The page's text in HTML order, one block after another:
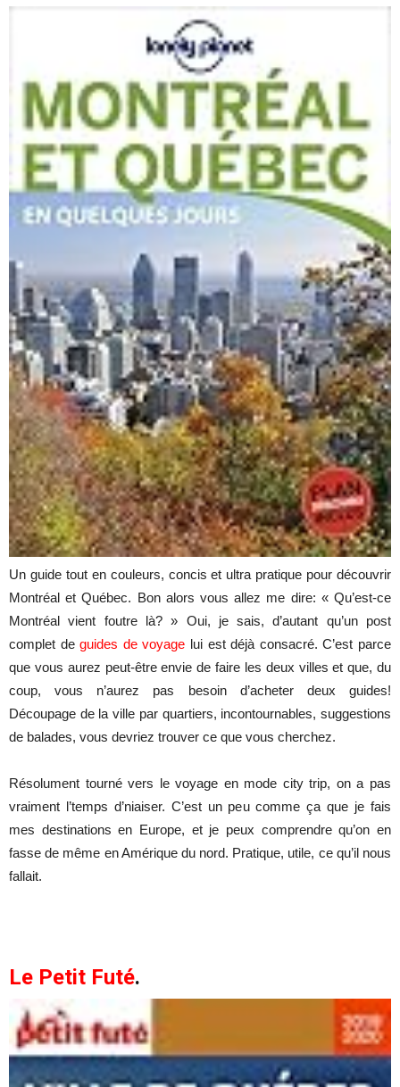
Un guide tout en couleurs, concis et ultra pratique pour découvrir
Montréal et Québec. Bon alors vous allez me dire: « Qu’est-ce
Montréal vient foutre là? » Oui, je sais, d’autant qu’un post
complet deguides de voyage lui est déjà consacré. C’est parce
que vous aurez peut-être envie de faire les deux villes et que, du
coup, vous n’aurez pas besoin d’acheter deux guides!
Découpage de la ville par quartiers, incontournables, suggestions
de balades, vous devriez trouver ce que vous cherchez.
Résolument tourné vers le voyage en mode city trip, on a pas
vraiment l’temps d’niaiser. C’est un peu comme ça que je fais
mes destinations en Europe, et je peux comprendre qu’on en
fasse de même en Amérique du nord. Pratique, utile, ce qu’il nous
fallait.
Le Petit Futé.